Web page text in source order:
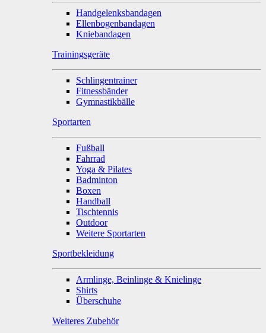
Handgelenksbandagen
Ellenbogenbandagen
Kniebandagen
Trainingsgeräte
Schlingentrainer
Fitnessbänder
Gymnastikbälle
Sportarten
Fußball
Fahrrad
Yoga & Pilates
Badminton
Boxen
Handball
Tischtennis
Outdoor
Weitere Sportarten
Sportbekleidung
Armlinge, Beinlinge & Knielinge
Shirts
Überschuhe
Weiteres Zubehör